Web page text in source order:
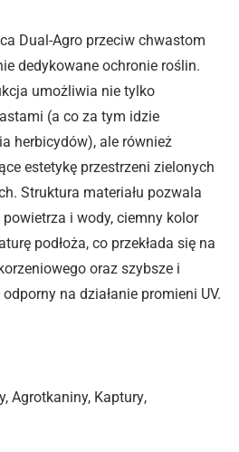
Dual-Agro przeciw chwastom
dedykowane ochronie roślin.
umożliwia nie tylko
(a co za tym idzie
herbicydów), ale również
estetykę przestrzeni zielonych
Struktura materiału pozwala
i wody, ciemny kolor
podłoża, co przekłada się na
oraz szybsze i
na działanie promieni UV.
Agrotkaniny, Kaptury,